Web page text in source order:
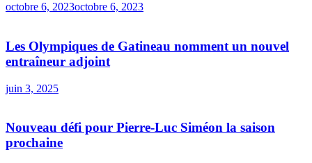
octobre 6, 2023octobre 6, 2023
Les Olympiques de Gatineau nomment un nouvel
entraîneur adjoint
juin 3, 2025
Nouveau défi pour Pierre-Luc Siméon la saison
prochaine